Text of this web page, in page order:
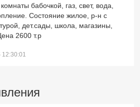
бабочкой, газ, свет, вода,
Состояние жилое, р-н с
дет.сады, школа, магазины,
2600 т.р
12:30:01